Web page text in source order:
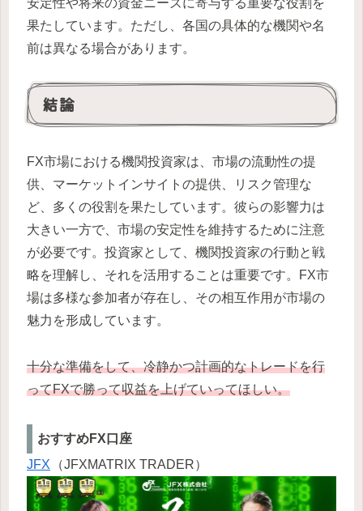
果たしています。ただし、各国の具体的な機関や名
前は異なる場合があります。
結論
FX市場における機関投資家は、市場の流動性の提
供、マーケットインサイトの提供、リスク管理な
ど、多くの役割を果たしています。彼らの影響力は
大きい一方で、市場の安定性を維持するために注意
が必要です。投資家として、機関投資家の行動と戦
略を理解し、それを活用することは重要です。FX市
場は多様な参加者が存在し、その相互作用が市場の
魅力を形成しています。
十分な準備をして、冷静かつ計画的なトレードを行
ってFXで勝って収益を上げていってほしい。
おすすめFX口座
JFX
（JFXMATRIX TRADER）